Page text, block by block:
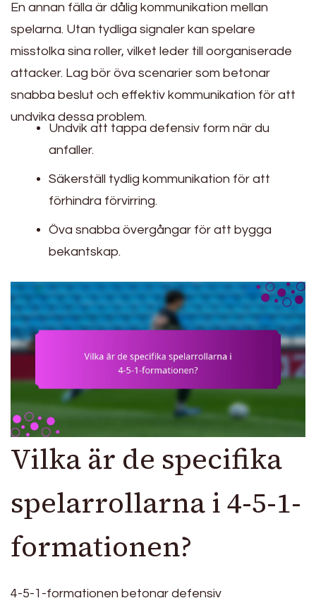
En annan fälla är dålig kommunikation mellan
spelarna. Utan tydliga signaler kan spelare
misstolka sina roller, vilket leder till oorganiserade
attacker. Lag bör öva scenarier som betonar
snabba beslut och effektiv kommunikation för att
undvika dessa problem.
Undvik att tappa defensiv form när du
anfaller.
Säkerställ tydlig kommunikation för att
förhindra förvirring.
Öva snabba övergångar för att bygga
bekantskap.
Vilka är de specifika
spelarrollarna i 4-5-1-
formationen?
4-5-1-formationen betonar defensiv